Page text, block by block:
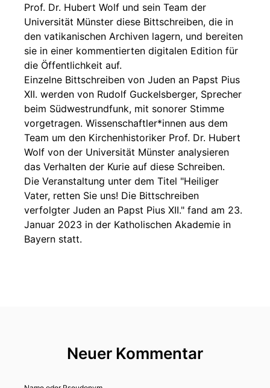
Prof. Dr. Hubert Wolf und sein Team der
Universität Münster diese Bittschreiben, die in
den vatikanischen Archiven lagern, und bereiten
sie in einer kommentierten digitalen Edition für
die Öffentlichkeit auf.
Einzelne Bittschreiben von Juden an Papst Pius
XII. werden von Rudolf Guckelsberger, Sprecher
beim Südwestrundfunk, mit sonorer Stimme
vorgetragen. Wissenschaftler*innen aus dem
Team um den Kirchenhistoriker Prof. Dr. Hubert
Wolf von der Universität Münster analysieren
das Verhalten der Kurie auf diese Schreiben.
Die Veranstaltung unter dem Titel "Heiliger
Vater, retten Sie uns! Die Bittschreiben
verfolgter Juden an Papst Pius XII." fand am 23.
Januar 2023 in der Katholischen Akademie in
Bayern statt.
Neuer Kommentar